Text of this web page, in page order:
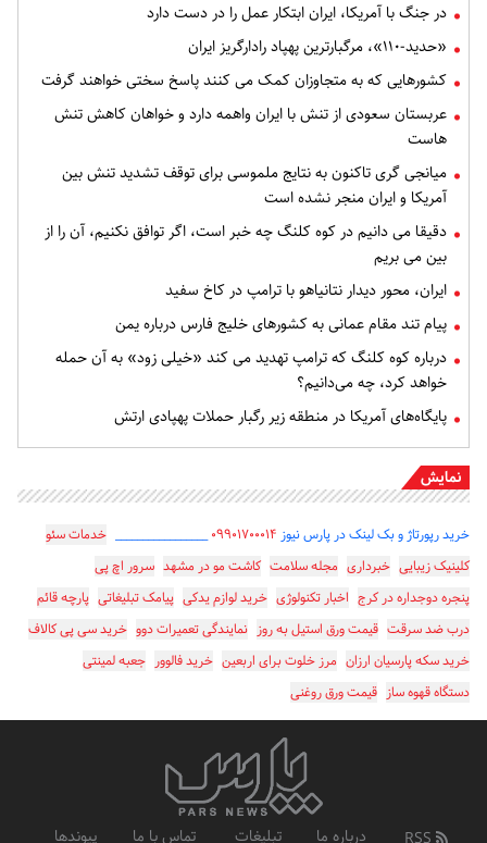
در جنگ با آمریکا، ایران ابتکار عمل را در دست دارد
«حدید-۱۱۰»، مرگبارترین پهپاد رادارگریز ایران
کشورهایی که به متجاوزان کمک می کنند پاسخ سختی خواهند گرفت
عربستان سعودی از تنش با ایران واهمه دارد و خواهان کاهش تنش
هاست
میانجی گری تاکنون به نتایج ملموسی برای توقف تشدید تنش بین
آمریکا و ایران منجر نشده است
دقیقا می دانیم در کوه کلنگ چه خبر است، اگر توافق نکنیم، آن را از
بین می بریم
ایران، محور دیدار نتانیاهو با ترامپ در کاخ سفید
پیام تند مقام عمانی به کشورهای خلیج فارس درباره یمن
درباره کوه کلنگ که ترامپ تهدید می کند «خیلی زود» به آن حمله
خواهد کرد، چه می‌دانیم؟
پایگاه‌های آمریکا در منطقه زیر رگبار حملات پهپادی ارتش
نمایش
خرید رپورتاژ و بک لینک در پارس نیوز ۰۹۹۰۱۷۰۰۰۱۴_________________ خدمات سئو
کلینیک زیبایی خبرداری مجله سلامت کاشت مو در مشهد سرور اچ پی
پنجره دوجداره در کرج اخبار تکنولوژی خرید لوازم یدکی پیامک تبلیغاتی پارچه قائم
درب ضد سرقت قیمت ورق استیل به روز نمایندگی تعمیرات دوو خرید سی پی کالاف
خرید سکه پارسیان ارزان مرز خلوت برای اربعین خرید فالوور جعبه لمینتی
دستگاه قهوه ساز قیمت ورق روغنی
درباره ما تبلیغات تماس با ما پیوندها